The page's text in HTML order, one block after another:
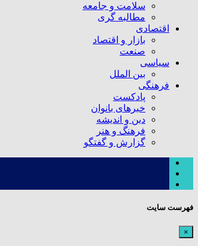
سلامت و جامعه
مطالبه گری
اقتصادی
بازار و اقتصاد
صنعت
سیاسی
بین الملل
فرهنگی
پادکست
خبرهای بانوان
دین و اندیشه
فرهنگ و هنر
گزارش و گفتگو
فهرست سایت
×